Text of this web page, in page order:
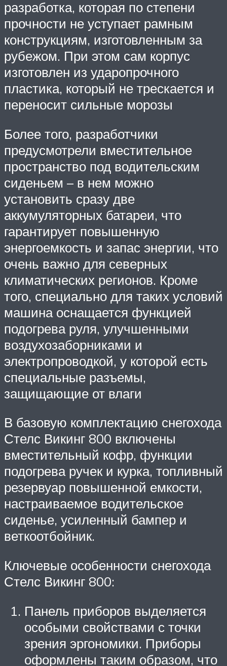
разработка, которая по степени
прочности не уступает рамным
конструкциям, изготовленным за
рубежом. При этом сам корпус
изготовлен из ударопрочного
пластика, который не трескается и
переносит сильные морозы
Более того, разработчики
предусмотрели вместительное
пространство под водительским
сиденьем – в нем можно
установить сразу две
аккумуляторных батареи, что
гарантирует повышенную
энергоемкость и запас энергии, что
очень важно для северных
климатических регионов. Кроме
того, специально для таких условий
машина оснащается функцией
подогрева руля, улучшенными
воздухозаборниками и
электропроводкой, у которой есть
специальные разъемы,
защищающие от влаги
В базовую комплектацию снегохода
Стелс Викинг 800 включены
вместительный кофр, функции
подогрева ручек и курка, топливный
резервуар повышенной емкости,
настраиваемое водительское
сиденье, усиленный бампер и
веткоотбойник.
Ключевые особенности снегохода
Стелс Викинг 800:
Панель приборов выделяется
особыми свойствами с точки
зрения эргономики. Приборы
оформлены таким образом, что